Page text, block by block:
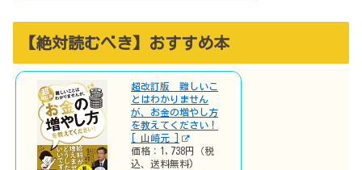
【絶対読むべき】おすすめ本
超改訂版 難しいこ
とはわかりません
が、お金の増やし方
を教えてください！
[ 山崎元 ]
価格：1,738円（税
込、送料無料)